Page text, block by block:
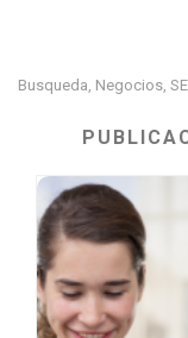
Busqueda, Negocios,